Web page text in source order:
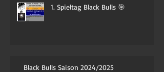
1. Spieltag Black Bulls 🎯
Black Bulls Saison 2024/2025